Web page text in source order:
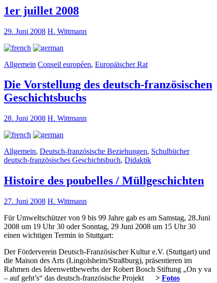
1er juillet 2008
29. Juni 2008 H. Wittmann
Allgemein Conseil européen, Europäischer Rat
Die Vorstellung des deutsch-französischen
Geschichtsbuchs
28. Juni 2008 H. Wittmann
Allgemein, Deutsch-französische Beziehungen, Schulbücher
deutsch-französisches Geschichtsbuch, Didaktik
Histoire des poubelles / Müllgeschichten
27. Juni 2008 H. Wittmann
Für Umweltschützer von 9 bis 99 Jahre gab es am Samstag, 28.Juni
2008 um 19 Uhr 30 oder Sonntag, 29 Juni 2008 um 15 Uhr 30
einen wichtigen Termin in Stuttgart:
Der Förderverein Deutsch-Französischer Kultur e.V. (Stuttgart) und
die Maison des Arts (Lingolsheim/Straßburg), präsentieren im
Rahmen des Ideenwettbewerbs der Robert Bosch Stiftung „On y va
– auf geht’s“ das deutsch-französische Projekt > Fotos